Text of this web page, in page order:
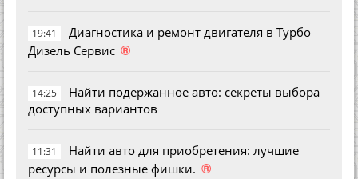
19:41
Диагностика и ремонт двигателя в Турбо
Дизель Сервис ®
14:25
Найти подержанное авто: секреты выбора
доступных вариантов
11:31
Найти авто для приобретения: лучшие
ресурсы и полезные фишки. ®